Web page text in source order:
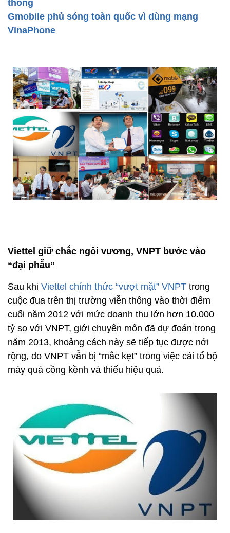
thông
Gmobile phủ sóng toàn quốc vì dùng mạng
VinaPhone
Viettel giữ chắc ngôi vương, VNPT bước vào
“đại phẫu”
Sau khi Viettel chính thức “vượt mặt” VNPT trong
cuộc đua trên thị trường viễn thông vào thời điểm
cuối năm 2012 với mức doanh thu lớn hơn 10.000
tỷ so với VNPT, giới chuyên môn đã dự đoán trong
năm 2013, khoảng cách này sẽ tiếp tục được nới
rộng, do VNPT vẫn bị “mắc kẹt” trong việc cải tổ bộ
máy quá cồng kềnh và thiếu hiệu quả.